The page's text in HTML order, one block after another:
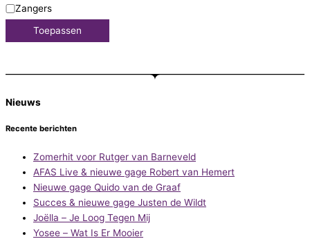
Zangers
Toepassen
Nieuws
Recente berichten
Zomerhit voor Rutger van Barneveld
AFAS Live & nieuwe gage Robert van Hemert
Nieuwe gage Quido van de Graaf
Succes & nieuwe gage Justen de Wildt
Joëlla – Je Loog Tegen Mij
Yosee – Wat Is Er Mooier